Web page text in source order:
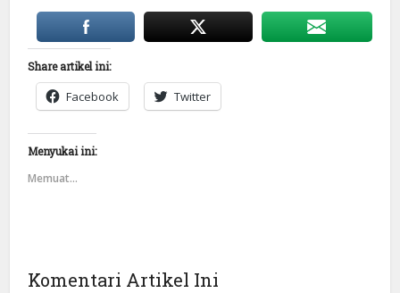
Share artikel ini:
Facebook Twitter
Menyukai ini:
Memuat...
Komentari Artikel Ini